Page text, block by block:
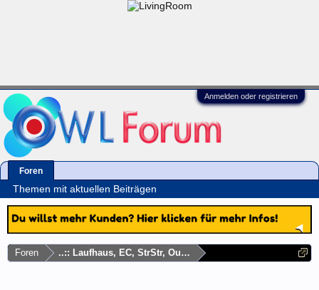
Anmelden oder registrieren
Foren ..:: Laufhaus, EC, StrStr, Outdoor, Autodate ::..
Foren
Themen mit aktuellen Beiträgen